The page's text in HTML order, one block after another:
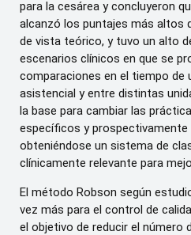
para la cesárea y concluyeron
alcanzó los puntajes más altos
de vista teórico, y tuvo un alto
escenarios clínicos en que se
comparaciones en el tiempo de
asistencial y entre distintas
la base para cambiar las
específicos y prospectivamente
obteniéndose un sistema de
clínicamente relevante para
El método Robson según
vez más para el control de
el objetivo de reducir el número